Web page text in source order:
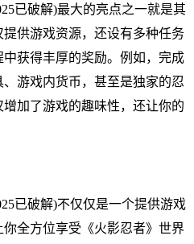
已破解)最大的亮点之一就是其
供游戏资源，还设有多种任务
获得丰厚的奖励。例如，完成
游戏内货币，甚至是独家的忍
加了游戏的趣味性，还让你的
已破解)不仅仅是一个提供游戏
全方位享受《火影忍者》世界